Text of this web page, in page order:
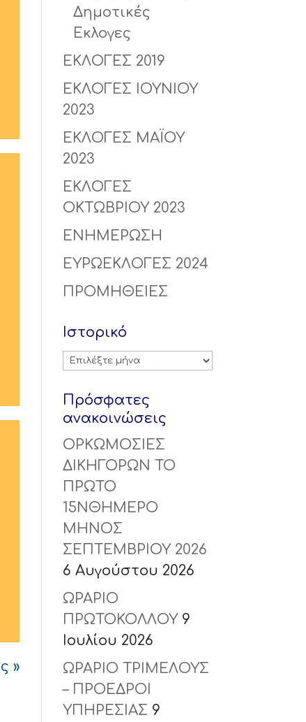
»
Δημοτικές
Εκλογες
ΕΚΛΟΓΕΣ 2019
ΕΚΛΟΓΕΣ ΙΟΥΝΙΟΥ
2023
ΕΚΛΟΓΕΣ ΜΑΪΟΥ
2023
ΕΚΛΟΓΕΣ
ΟΚΤΩΒΡΙΟΥ 2023
ΕΝΗΜΕΡΩΣΗ
ΕΥΡΩΕΚΛΟΓΕΣ 2024
ΠΡΟΜΗΘΕΙΕΣ
Ιστορικό
Ιστορικό
Πρόσφατες
ανακοινώσεις
ΟΡΚΩΜΟΣΙΕΣ
ΔΙΚΗΓΟΡΩΝ ΤΟ
ΠΡΩΤΟ
15ΝΘΗΜΕΡΟ
ΜΗΝΟΣ
ΣΕΠΤΕΜΒΡΙΟΥ 2026
6 Αυγούστου 2026
ΩΡΑΡΙΟ
ΠΡΩΤΟΚΟΛΛΟΥ 9
Ιουλίου 2026
ΩΡΑΡΙΟ ΤΡΙΜΕΛΟΥΣ
– ΠΡΟΕΔΡΟΙ
ΥΠΗΡΕΣΙΑΣ 9